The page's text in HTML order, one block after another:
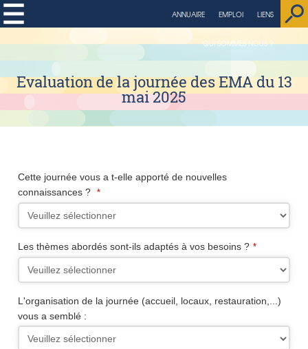
LIENS
EMPLOI
ANNUAIRE
QUI SOMMES NOUS ?
string(4) "page"
Evaluation de la journée des EMA du 13
mai 2025
Cette journée vous a t-elle apporté de nouvelles
connaissances ?
*
Les thèmes abordés sont-ils adaptés à vos besoins ? *
Your
Website *
L'organisation de la journée (accueil, locaux, restauration,...)
vous a semblé :